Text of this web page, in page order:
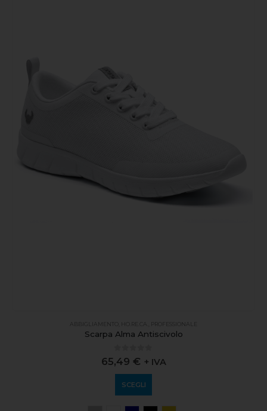
ABBIGLIAMENTO HO.RE.CA. PROFESSIONALE
Scarpa Alma Antiscivolo
0out of 5
65,49 € + IVA
SCEGLI